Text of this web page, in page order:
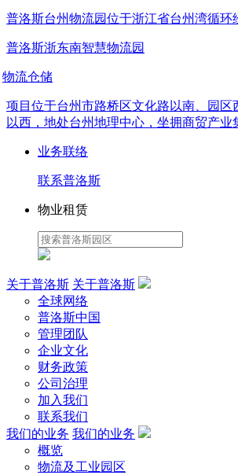
普洛斯台州物流园位于浙江省台州湾循环
普洛斯浙东南智慧物流园
物流仓储
项目位于台州市路桥区文化路以南、园区
以西，地处台州地理中心，坐拥商贸产业
业务联络
联系普洛斯
物业租赁
关于普洛斯 关于普洛斯
全球网络
普洛斯中国
管理团队
企业文化
财务政策
公司治理
加入我们
联系我们
我们的业务 我们的业务
概览
物流及工业园区